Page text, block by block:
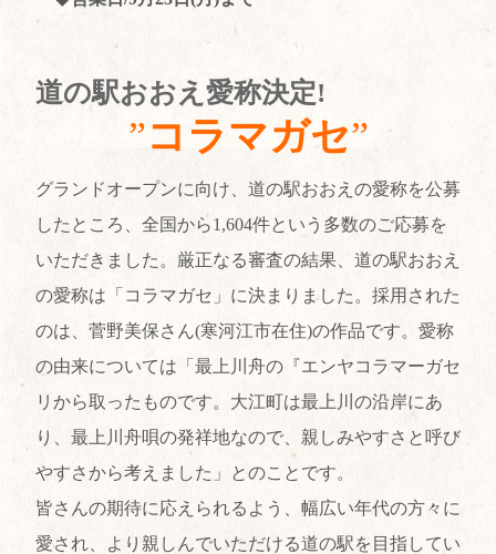
道の駅おおえ愛称決定!
”コラマガセ”
グランドオープンに向け、道の駅おおえの愛称を公募
したところ、全国から1,604件という多数のご応募を
いただきました。厳正なる審査の結果、道の駅おおえ
の愛称は「コラマガセ」に決まりました。採用された
のは、菅野美保さん(寒河江市在住)の作品です。愛称
の由来については「最上川舟の『エンヤコラマーガセ
リから取ったものです。大江町は最上川の沿岸にあ
り、最上川舟唄の発祥地なので、親しみやすさと呼び
やすさから考えました」とのことです。
皆さんの期待に応えられるよう、幅広い年代の方々に
愛され、より親しんでいただける道の駅を目指してい